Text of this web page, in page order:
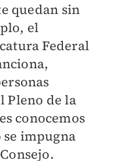
quedan sin
el
Federal
Pleno de la
conocemos
se impugna